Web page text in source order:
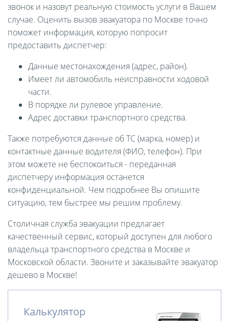
звонок и назовут реальную стоимость услуги в Вашем
случае. Оценить вызов эвакуатора по Москве точно
поможет информация, которую попросит
предоставить диспетчер:
Данные местонахождения (адрес, район).
Имеет ли автомобиль неисправности ходовой
части.
В порядке ли рулевое управление.
Адрес доставки транспортного средства.
Также потребуются данные об ТС (марка, номер) и
контактные данные водителя (ФИО, телефон). При
этом можете не беспокоиться - переданная
диспетчеру информация останется
конфиденциальной. Чем подробнее Вы опишите
ситуацию, тем быстрее мы решим проблему.
Столичная служба эвакуации предлагает
качественный сервис, который доступен для любого
владельца транспортного средства в Москве и
Московской области. Звоните и заказывайте эвакуатор
дешево в Москве!
Калькулятор